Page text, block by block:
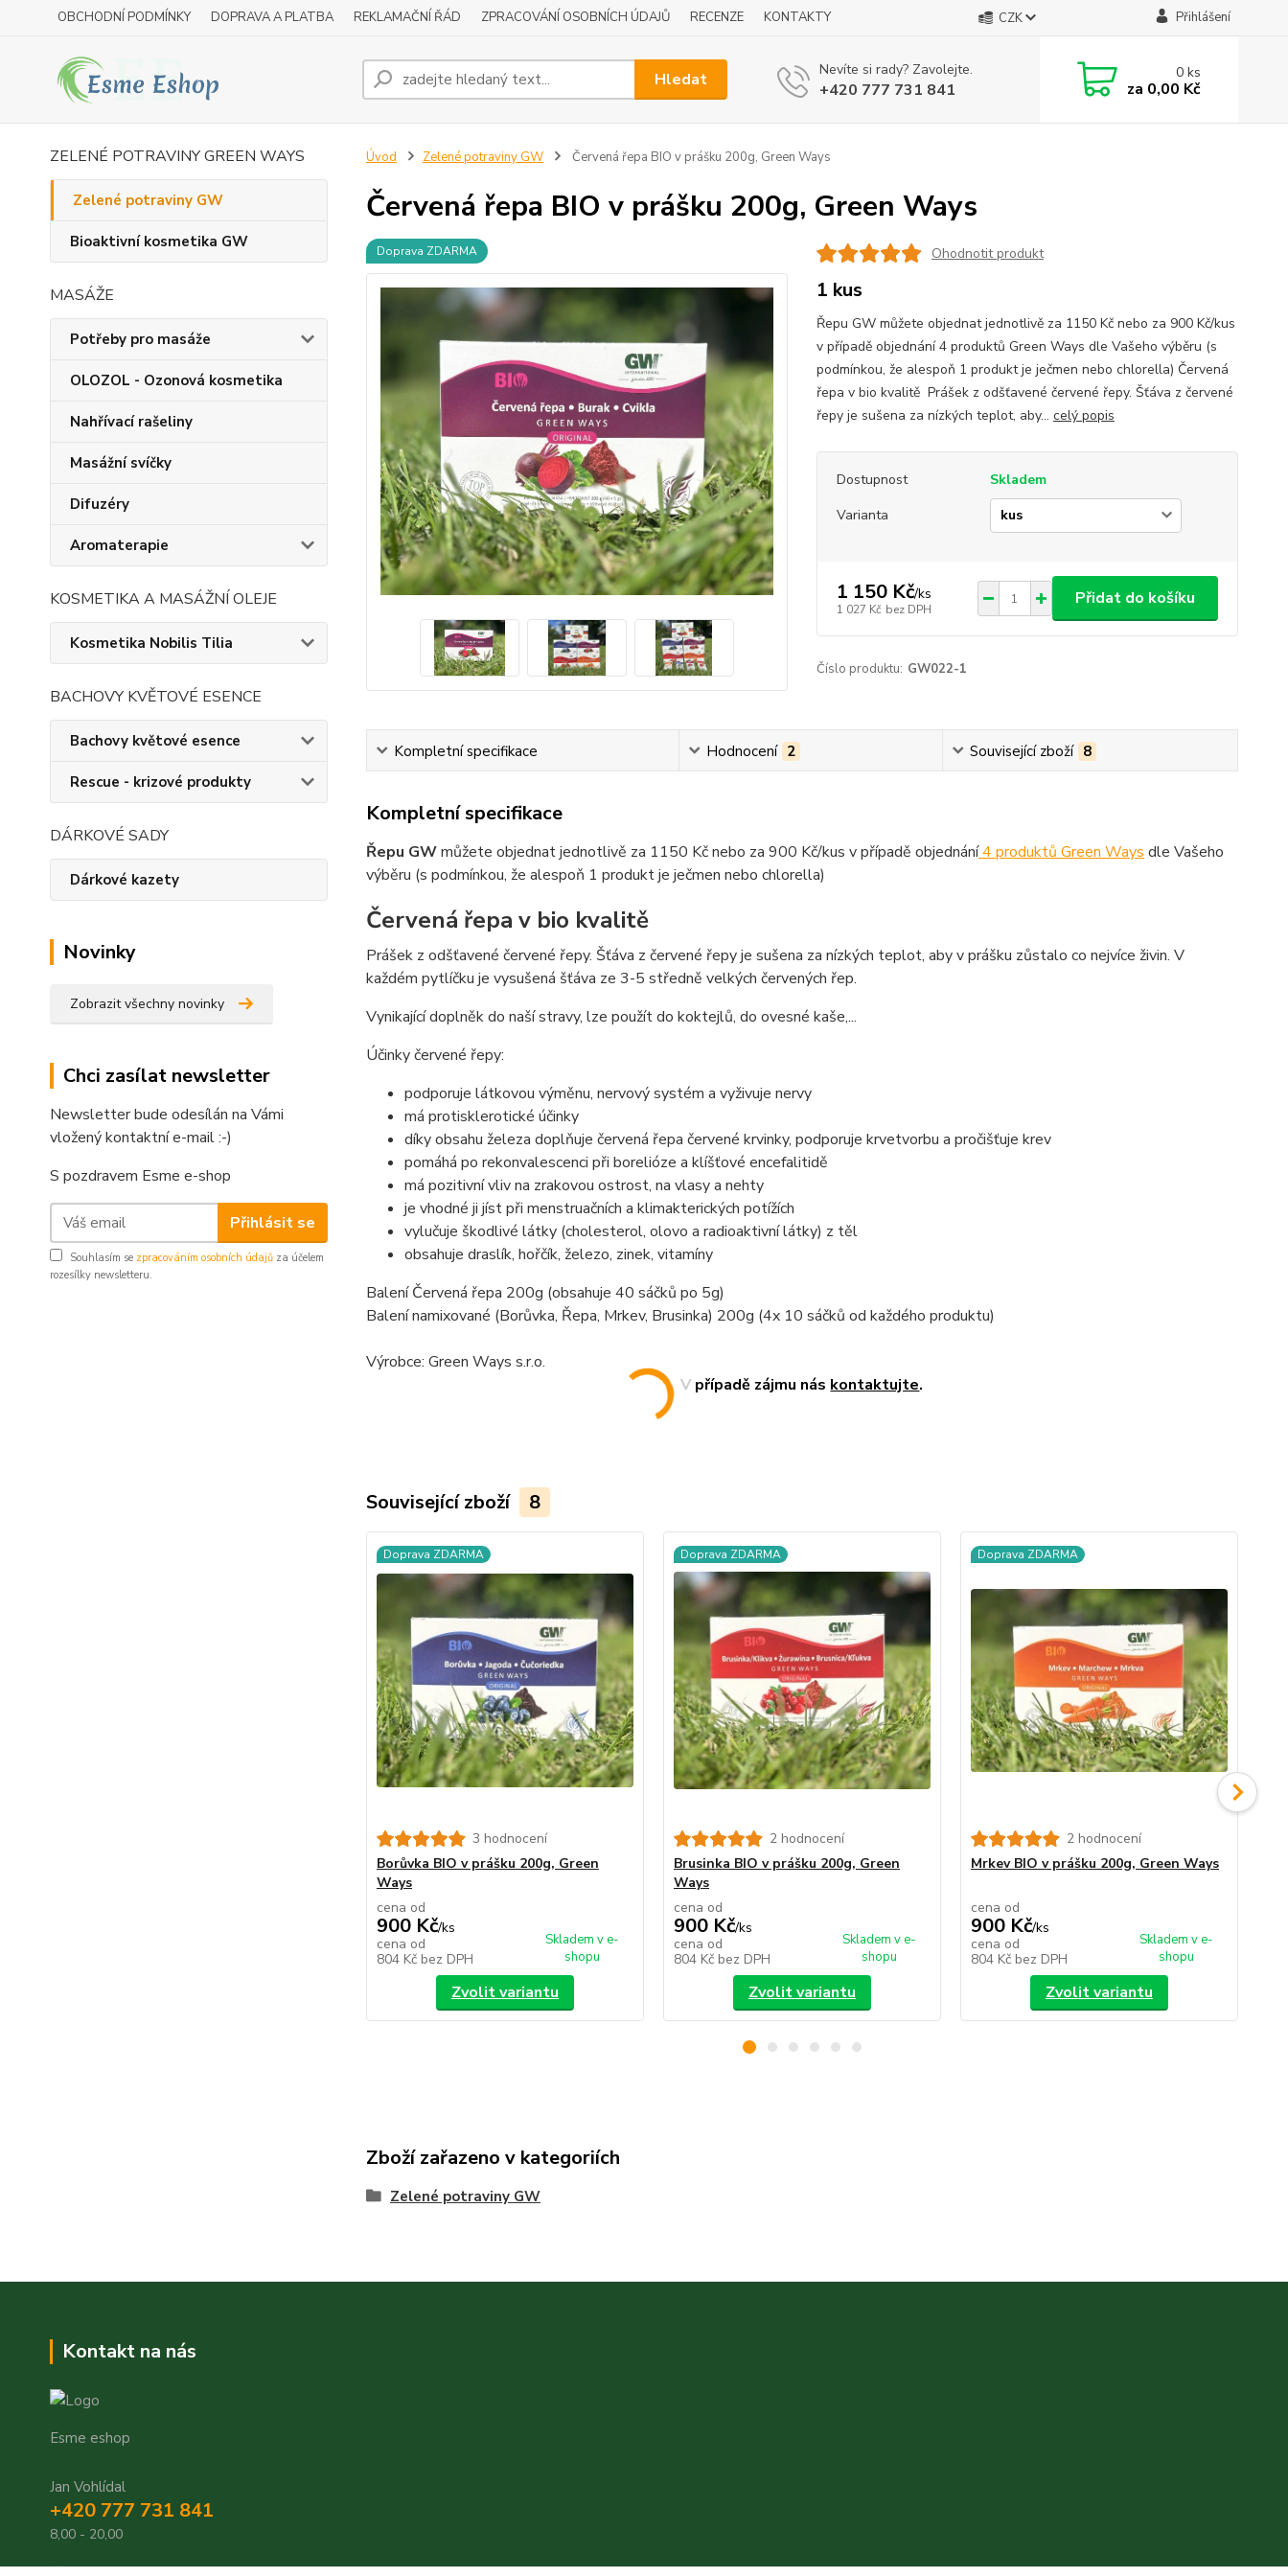
OBCHODNÍ PODMÍNKY DOPRAVA A PLATBA REKLAMAČNÍ ŘÁD ZPRACOVÁNÍ OSOBNÍCH ÚDAJŮ RECENZE KONTAKTY CZK Přihlášení
Hledat Nevíte si rady? Zavolejte.
+420 777 731 841
0ks
za 0,00 Kč
ZELENÉ POTRAVINY GREEN WAYS
Zelené potraviny GW
Bioaktivní kosmetika GW
MASÁŽE
Potřeby pro masáže
OLOZOL - Ozonová kosmetika
Nahřívací rašeliny
Masážní svíčky
Difuzéry
Aromaterapie
KOSMETIKA A MASÁŽNÍ OLEJE
Kosmetika Nobilis Tilia
BACHOVY KVĚTOVÉ ESENCE
Bachovy květové esence
Rescue - krizové produkty
DÁRKOVÉ SADY
Dárkové kazety
Novinky
Zobrazit všechny novinky
Chci zasílat newsletter
Newsletter bude odesílán na Vámi
vložený kontaktní e-mail :-)
S pozdravem Esme e-shop
Přihlásit se
Souhlasím se zpracováním osobních údajů za účelem
rozesílky newsletteru.
Úvod Zelené potraviny GW Červená řepa BIO v prášku 200g, Green Ways
Červená řepa BIO v prášku 200g, Green Ways
Doprava ZDARMA Ohodnotit produkt
1 kus
Řepu GW můžete objednat jednotlivě za 1150 Kč nebo za 900 Kč/kus
v případě objednání 4 produktů Green Ways dle Vašeho výběru (s
podmínkou, že alespoň 1 produkt je ječmen nebo chlorella) Červená
řepa v bio kvalitě Prášek z odšťavené červené řepy. Šťáva z červené
řepy je sušena za nízkých teplot, aby... celý popis
Dostupnost
Skladem
Varianta
1 150 Kč/ks
1 027 Kč bez DPH
Přidat do košíku
Číslo produktu: GW022-1
Kompletní specifikace Hodnocení 2 Související zboží 8
Kompletní specifikace
Řepu GWmůžete objednat jednotlivě za 1150 Kč nebo za 900 Kč/kus v případě objednání4 produktů Green Ways dle Vašeho
výběru (s podmínkou, že alespoň 1 produkt je ječmen nebo chlorella)
Červená řepa v bio kvalitě
Prášek z odšťavené červené řepy. Šťáva z červené řepy je sušena za nízkých teplot, aby v prášku zůstalo co nejvíce živin. V
každém pytlíčku je vysušená šťáva ze 3-5 středně velkých červených řep.
Vynikající doplněk do naší stravy, lze použít do koktejlů, do ovesné kaše,...
Účinky červené řepy:
podporuje látkovou výměnu, nervový systém a vyživuje nervy
má protisklerotické účinky
díky obsahu železa doplňuje červená řepa červené krvinky, podporuje krvetvorbu a pročišťuje krev
pomáhá po rekonvalescenci při borelióze a klíšťové encefalitidě
má pozitivní vliv na zrakovou ostrost, na vlasy a nehty
je vhodné ji jíst při menstruačních a klimakterických potížích
vylučuje škodlivé látky (cholesterol, olovo a radioaktivní látky) z těl
obsahuje draslík, hořčík, železo, zinek, vitamíny
Balení Červená řepa 200g (obsahuje 40 sáčků po 5g)
Balení namixované (Borůvka, Řepa, Mrkev, Brusinka) 200g (4x 10 sáčků od každého produktu)
Výrobce: Green Ways s.r.o.
V případě zájmu nás kontaktujte.
Související zboží 8
Doprava ZDARMA
3 hodnocení
Borůvka BIO v prášku 200g, Green
Ways
cena od
900 Kč/ks
cena od
804 Kč bez DPH
Skladem v e-
shopu
Zvolit variantu
Doprava ZDARMA
2 hodnocení
Brusinka BIO v prášku 200g, Green
Ways
cena od
900 Kč/ks
cena od
804 Kč bez DPH
Skladem v e-
shopu
Zvolit variantu
Doprava ZDARMA
2 hodnocení
Mrkev BIO v prášku 200g, Green Ways
cena od
900 Kč/ks
cena od
804 Kč bez DPH
Skladem v e-
shopu
Zvolit variantu
Zboží zařazeno v kategoriích
Zelené potraviny GW
Kontakt na nás
Esme eshop
Jan Vohlídal
+420 777 731 841
8,00 - 20,00